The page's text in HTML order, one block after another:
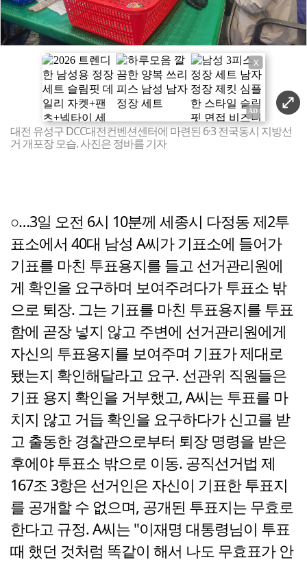
X
대전 유성구 DCC대전컨벤션센터에 마련된 6·3 전국동시 지방선
거 개포장 모습. 사진은 정바름 기자
○…3일 오전 6시 10분께 세종시 다정동 제2투
표소에서 40대 남성 A씨가 기표소에 들어가
기표를 마친 투표용지를 들고 선거관리원에
게 확인을 요구하며 보여주려다가 투표소 밖
으로 퇴장. 그는 기표를 마친 투표용지를 투표
함에 곧장 넣지 않고 주변에 선거관리원에게
자신의 투표용지를 보여주며 기표가 제대로
됐는지 확인해달라고 요구. 선관위 직원들은
기표 용지 확인을 거부했고, A씨는 투표를 마
치지 않고 거듭 확인을 요구하다가 신고를 받
고 출동한 경찰관으로부터 퇴장 명령을 받은
후에야 투표소 밖으로 이동. 공직선거법 제
167조 3항은 선거인은 자신이 기표한 투표지
를 공개할 수 없으며, 공개된 투표지는 무효로
한다고 규정. A씨는 "이재명 대통령님이 투표
때 했던 것처럼 똑같이 해서 나도 무효표가 안